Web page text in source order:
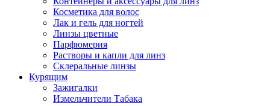
Косметика для волос
Лак и гель для ногтей
Линзы цветные
Парфюмерия
Растворы и капли для линз
Склеральные линзы
Курящим
Зажигалки
Измельчители Табака